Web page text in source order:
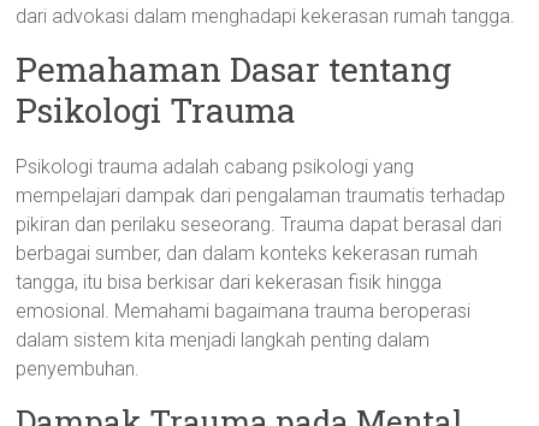
dari advokasi dalam menghadapi kekerasan rumah tangga.
Pemahaman Dasar tentang
Psikologi Trauma
Psikologi trauma adalah cabang psikologi yang
mempelajari dampak dari pengalaman traumatis terhadap
pikiran dan perilaku seseorang. Trauma dapat berasal dari
berbagai sumber, dan dalam konteks kekerasan rumah
tangga, itu bisa berkisar dari kekerasan fisik hingga
emosional. Memahami bagaimana trauma beroperasi
dalam sistem kita menjadi langkah penting dalam
penyembuhan.